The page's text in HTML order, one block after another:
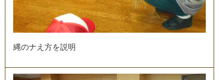
縄のナ え 方を説明